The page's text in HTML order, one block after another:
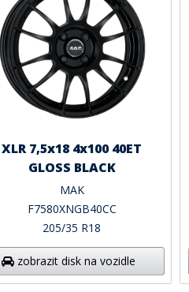
XLR 7,5x18 4x100 40ET
GLOSS BLACK
MAK
F7580XNGB40CC
205/35 R18
zobrazit disk na vozidle